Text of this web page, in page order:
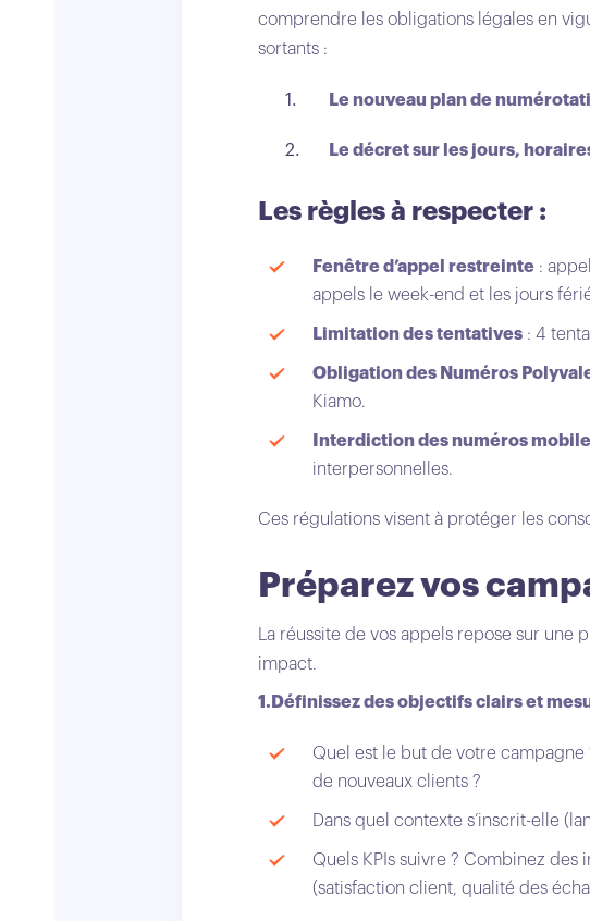
comprendre les obligations légales en
sortants :
Le nouveau plan de
Le décret sur les jours,
Les règles à respecter :
Fenêtre d’appel restreinte :
appels le week-end et les jours
Limitation des tentatives : 4
Obligation des Numéros
Kiamo.
Interdiction des numéros
interpersonnelles.
Ces régulations visent à protéger les
Préparez vos
La réussite de vos appels repose sur
impact.
1.Définissez des objectifs clairs et
Quel est le but de votre
de nouveaux clients ?
Dans quel contexte s’inscrit-elle
Quels KPIs suivre ? Combinez
(satisfaction client, qualité des